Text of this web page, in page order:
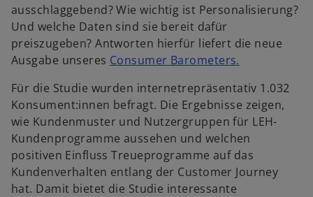
ausschlaggebend? Wie wichtig ist Personalisierung?
Und welche Daten sind sie bereit dafür
preiszugeben? Antworten hierfür liefert die neue
Ausgabe unseres Consumer Barometers.
e
n
s
i
n
a
Für die Studie wurden internetrepräsentativ 1.032
Konsument:innen befragt. Die Ergebnisse zeigen,
wie Kundenmuster und Nutzergruppen für LEH-
Kundenprogramme aussehen und welchen
positiven Einfluss Treueprogramme auf das
Kundenverhalten entlang der Customer Journey
hat. Damit bietet die Studie interessante